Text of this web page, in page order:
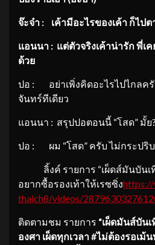
จ๊ะจ๋า : เค้ามีอะไรของเค้า ก็ไป
แอนนา : แต่ตัวจริงเค้าน่ารัก พี่เ
ด้วย
ปอ : อย่าเพิ่งคิดอะไรไปไกลครั
จันทร์ทีเดียว
แอนนา : สรุปปอตอนนี้ “โสด” มั้ย?
ปอ : ผม “โสด” ครับ ไม่กระปริ
ลิ้งค์ รายการ “เผ็ดส์มันบันเ
อยากซื้อรองเท้าให้เรซซิ่ง
thaich8/videos/
ติดตามชม รายการ “เผ็ดมันส์บัน
องศา เผ็ดทุกเวลา#ไม่ต้องรอเม้